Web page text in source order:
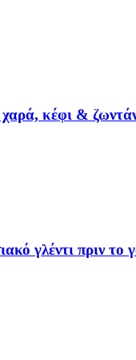
κέφι &
γλέντι πριν